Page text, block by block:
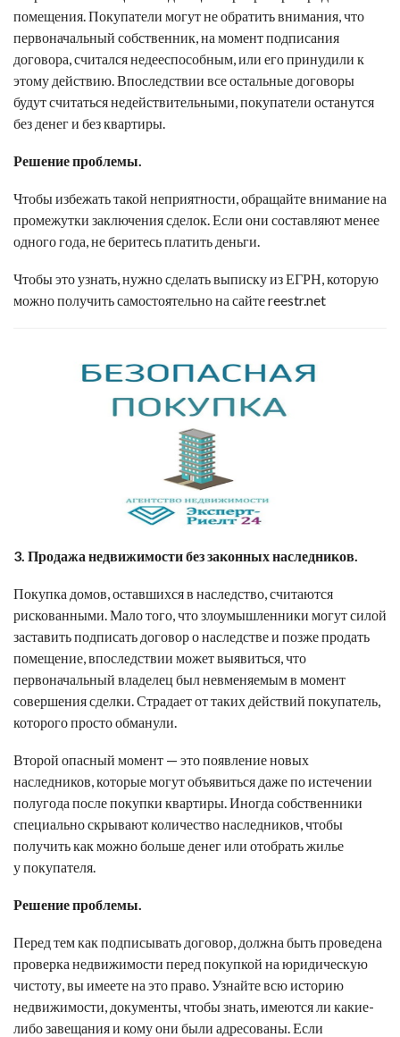
помещения. Покупатели могут не обратить внимания, что
первоначальный собственник, на момент подписания
договора, считался недееспособным, или его принудили к
этому действию. Впоследствии все остальные договоры
будут считаться недействительными, покупатели останутся
без денег и без квартиры.
Решение проблемы.
Чтобы избежать такой неприятности, обращайте внимание на
промежутки заключения сделок. Если они составляют менее
одного года, не беритесь платить деньги.
Чтобы это узнать, нужно сделать выписку из ЕГРН, которую
можно получить самостоятельно на сайте reestr.net
3. Продажа недвижимости без законных наследников.
Покупка домов, оставшихся в наследство, считаются
рискованными. Мало того, что злоумышленники могут силой
заставить подписать договор о наследстве и позже продать
помещение, впоследствии может выявиться, что
первоначальный владелец был невменяемым в момент
совершения сделки. Страдает от таких действий покупатель,
которого просто обманули.
Второй опасный момент — это появление новых
наследников, которые могут объявиться даже по истечении
полугода после покупки квартиры. Иногда собственники
специально скрывают количество наследников, чтобы
получить как можно больше денег или отобрать жилье
у покупателя.
Решение проблемы.
Перед тем как подписывать договор, должна быть проведена
проверка недвижимости перед покупкой на юридическую
чистоту, вы имеете на это право. Узнайте всю историю
недвижимости, документы, чтобы знать, имеются ли какие-
либо завещания и кому они были адресованы. Если